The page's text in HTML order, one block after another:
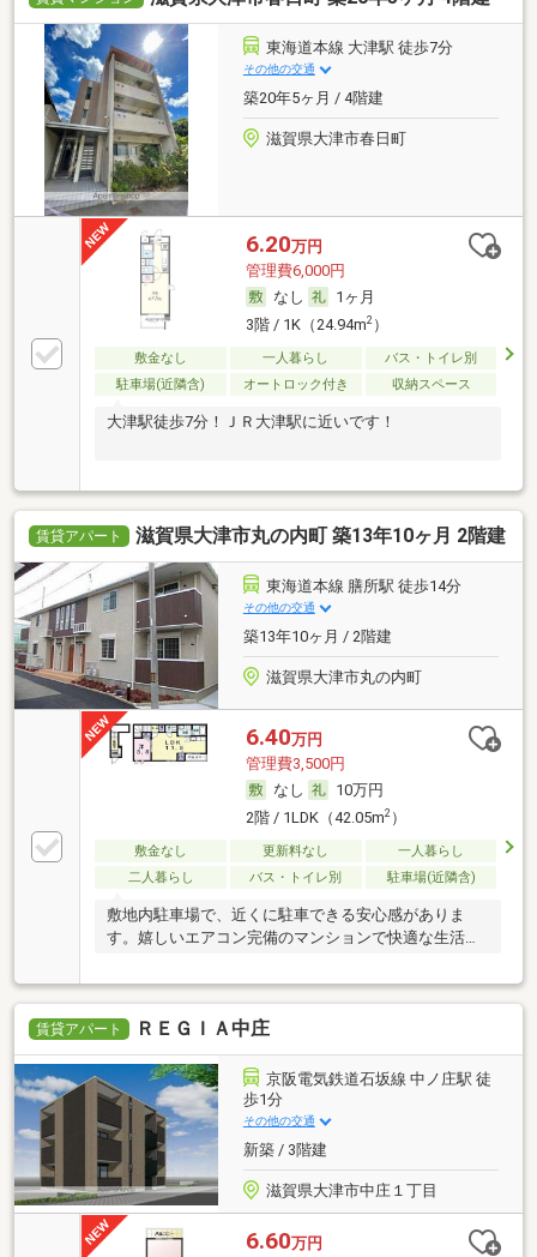
東海道本線 大津駅 徒歩7分
その他の交通
築20年5ヶ月 / 4階建
滋賀県大津市春日町
6.20万円
管理費6,000円
なし
1ヶ月
3階 / 1K（24.94m2）
敷金なし 一人暮らし
バス・トイレ別
駐車場(近隣含)
オートロック付き 収納スペース
大津駅徒歩7分！ＪＲ大津駅に近いです！
賃貸アパート 滋賀県大津市丸の内町 築13年10ヶ月 2階建
東海道本線 膳所駅 徒歩14分
その他の交通
築13年10ヶ月 / 2階建
滋賀県大津市丸の内町
6.40万円
管理費3,500円
なし
10万円
2階 / 1LDK（42.05m2）
敷金なし 更新料なし
一人暮らし
二人暮らし
バス・トイレ別 駐車場(近隣含)
敷地内駐車場で、近くに駐車できる安心感がありま
す。嬉しいエアコン完備のマンションで快適な生活
賃貸アパート ＲＥＧＩＡ中庄
京阪電気鉄道石坂線 中ノ庄駅 徒
歩1分
その他の交通
新築 / 3階建
滋賀県大津市中庄１丁目
6.60万円